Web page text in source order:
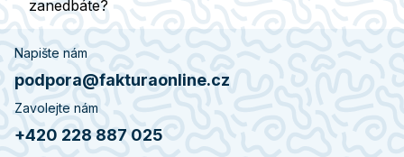
zanedbáte?
Napište nám
podpora@fakturaonline.cz
Zavolejte nám
+420 228 887 025